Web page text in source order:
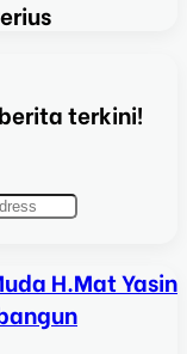
terkini!
H.Mat Yasin